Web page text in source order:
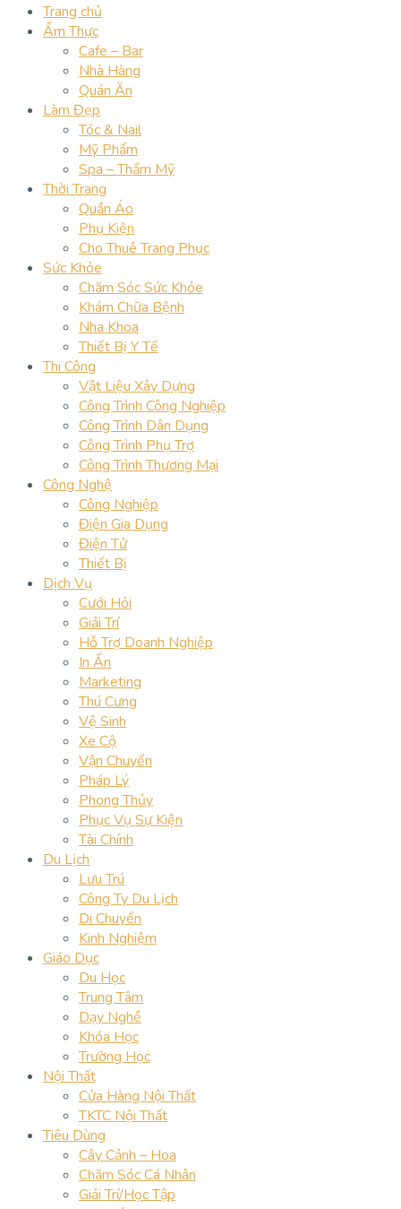
Trang chủ
Ẩm Thực
Cafe – Bar
Nhà Hàng
Quán Ăn
Làm Đẹp
Tóc & Nail
Mỹ Phẩm
Spa – Thẩm Mỹ
Thời Trang
Quần Áo
Phụ Kiện
Cho Thuê Trang Phục
Sức Khỏe
Chăm Sóc Sức Khỏe
Khám Chữa Bệnh
Nha Khoa
Thiết Bị Y Tế
Thi Công
Vật Liệu Xây Dựng
Công Trình Công Nghiệp
Công Trình Dân Dụng
Công Trình Phụ Trợ
Công Trình Thương Mại
Công Nghệ
Công Nghiệp
Điện Gia Dụng
Điện Tử
Thiết Bị
Dịch Vụ
Cưới Hỏi
Giải Trí
Hỗ Trợ Doanh Nghiệp
In Ấn
Marketing
Thú Cưng
Vệ Sinh
Xe Cộ
Vận Chuyển
Pháp Lý
Phong Thủy
Phục Vụ Sự Kiện
Tài Chính
Du Lịch
Lưu Trú
Công Ty Du Lịch
Di Chuyển
Kinh Nghiệm
Giáo Dục
Du Học
Trung Tâm
Dạy Nghề
Khóa Học
Trường Học
Nội Thất
Cửa Hàng Nội Thất
TKTC Nội Thất
Tiêu Dùng
Cây Cảnh – Hoa
Chăm Sóc Cá Nhân
Giải Trí/Học Tập